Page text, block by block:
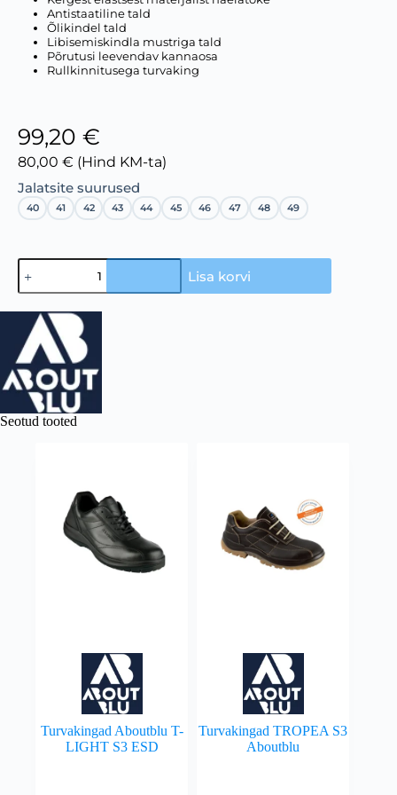
Antistaatiline tald
Õlikindel tald
Libisemiskindla mustriga tald
Põrutusi leevendav kannaosa
Rullkinnitusega turvaking
99,20 €
80,00 € (Hind KM-ta)
Jalatsite suurused
40 41 42 43 44 45 46 47 48 49
Lisa korvi
Seotud tooted
Turvakingad Aboutblu T-
LIGHT S3 ESD
Turvakingad TROPEA S3
Aboutblu